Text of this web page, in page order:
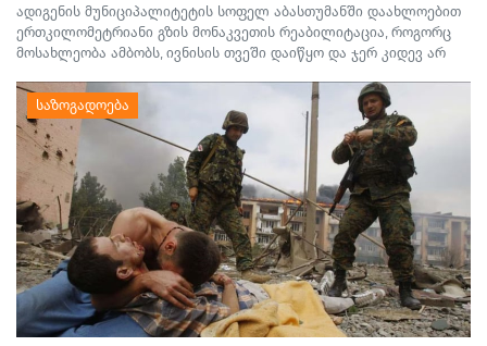
ადიგენის მუნიციპალიტეტის სოფელ აბასთუმანში დაახლოებით
ერთკილომეტრიანი გზის მონაკვეთის რეაბილიტაცია, როგორც
მოსახლეობა ამბობს, ივნისის თვეში დაიწყო და ჯერ კიდევ არ
მტვერი, მოუწესრიგებელი სანიაღვრე არხები ადგილობრივების
ყოველდღიურ ცხოვრებასა და ტურისტულ სეზონს პრობლემებს
უქმნის.